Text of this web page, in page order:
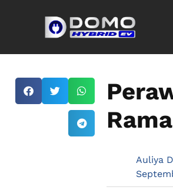
Auliya